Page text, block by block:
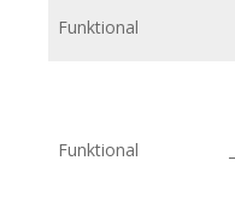
Funktional
Funktional